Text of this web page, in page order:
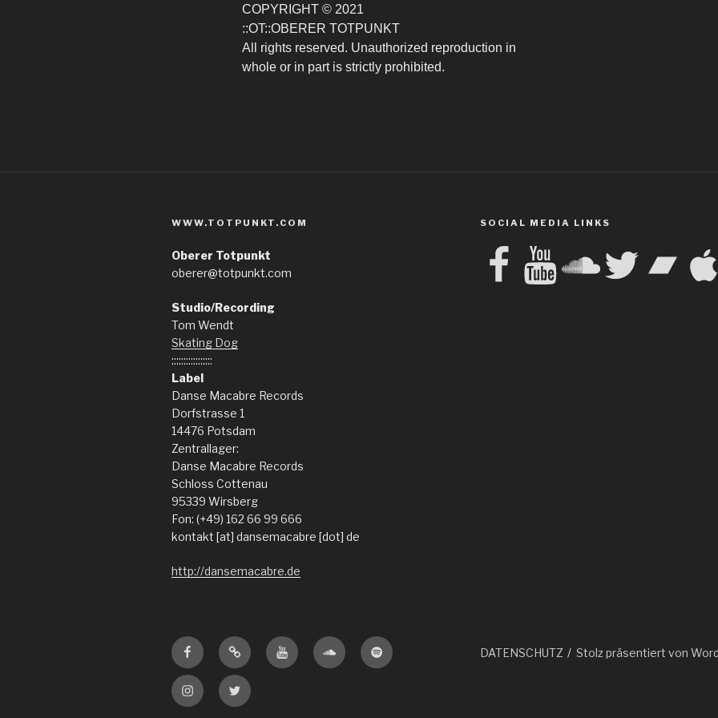
COPYRIGHT © 2021
::OT::OBERER TOTPUNKT
All rights reserved. Unauthorized reproduction in
whole or in part is strictly prohibited.
WWW.TOTPUNKT.COM
Oberer Totpunkt
oberer@totpunkt.com
Studio/Recording
Tom Wendt
Skating Dog
:::::::::::::::::
Label
Danse Macabre Records
Dorfstrasse 1
14476 Potsdam
Zentrallager:
Danse Macabre Records
Schloss Cottenau
95339 Wirsberg
Fon: (+49) 162 66 99 666
kontakt [at] dansemacabre [dot] de
http://dansemacabre.de
SOCIAL MEDIA LINKS
FacebookYouTube SoundCloud
Twitter Apple
FacebookAmazon Youtube Soundcloud
Spotify
InstagramTwitter
DATENSCHUTZ Stolz präsentiert von